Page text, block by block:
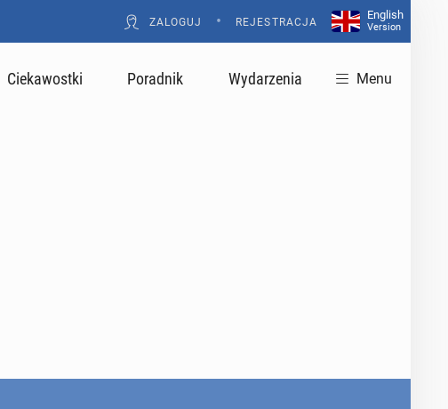
ZALOGUJ • REJESTRACJA
English
Version
Ciekawostki Poradnik Wydarzenia Menu